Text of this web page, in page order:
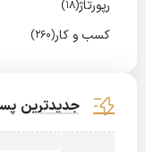
رپورتاژ(18)
کسب و کار(260)
جدیدترین